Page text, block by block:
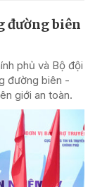
đường biên
phủ và Bộ đội
đường biên -
giới an toàn.